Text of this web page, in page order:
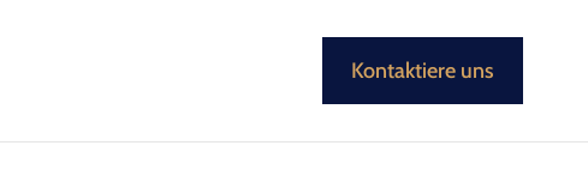
Kontaktiere uns